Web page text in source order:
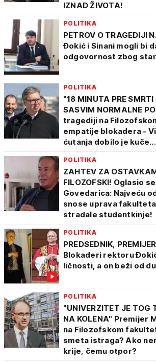
IZNAD ŽIVOTA!
POLITIKA
PETROV O TRAGEDIJI
Đokić i Sinani mogli bi
odgovornost zbog
POLITIKA
"18 MINUTA PRE
SASVIM NORMALNE
tragediji na
empatije blokadera -
ćutanja dobilo je kuče...
POLITIKA
ZAHTEV ZA
FILOZOFSKI! Oglasio
Govedarica: Najveću
snose uprava
stradale studentkinje!
POLITIKA
PREDSEDNIK,
Blokaderi rektoru
ličnosti, a on beži od
POLITIKA
"UNIVERZITET JE TOG
NA KOLENA" Premijer
na Filozofskom
smeta istraga? Ako
krije, čemu otpor?